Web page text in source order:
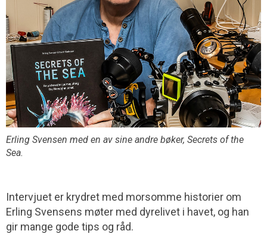
Erling Svensen med en av sine andre bøker, Secrets of the
Sea.
Intervjuet er krydret med morsomme historier om
Erling Svensens møter med dyrelivet i havet, og han
gir mange gode tips og råd.